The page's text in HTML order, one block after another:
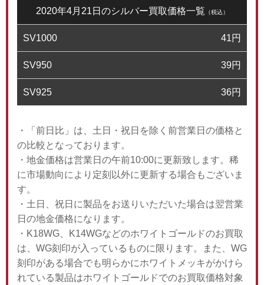
2020年4月21日のシルバー買取価格一覧 （税込）
SV1000 41円
SV950 39円
SV925 36円
・「前日比」は、土日・祝日を除く前営業日の価格と
の比較となっております。
・地金価格は営業日の午前10:00に更新致します。稀
に市場動向により定刻以外に更新する場合もございま
す。
・土日、祝日に製品をお送りいただいた場合は翌営業
日の地金価格になります。
・K18WG、K14WGなどのホワイトゴールドのお買取
は、WG刻印が入っているものに限ります。また、WG
刻印がある場合でも明らかにホワイトメッキがかけら
れている製品はホワイトゴールドでのお買取価格対象